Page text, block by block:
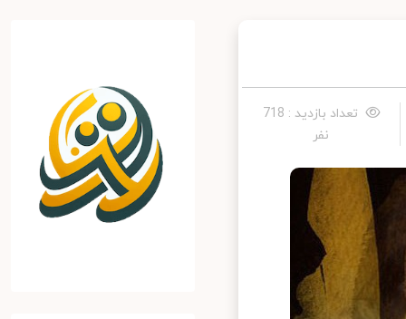
تعداد بازدید : 718
نفر